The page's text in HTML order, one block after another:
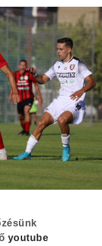
youtube